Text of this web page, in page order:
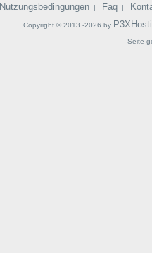
Nutzungsbedingungen | Faq |
Copyright © 2013 -2026 by
Seite